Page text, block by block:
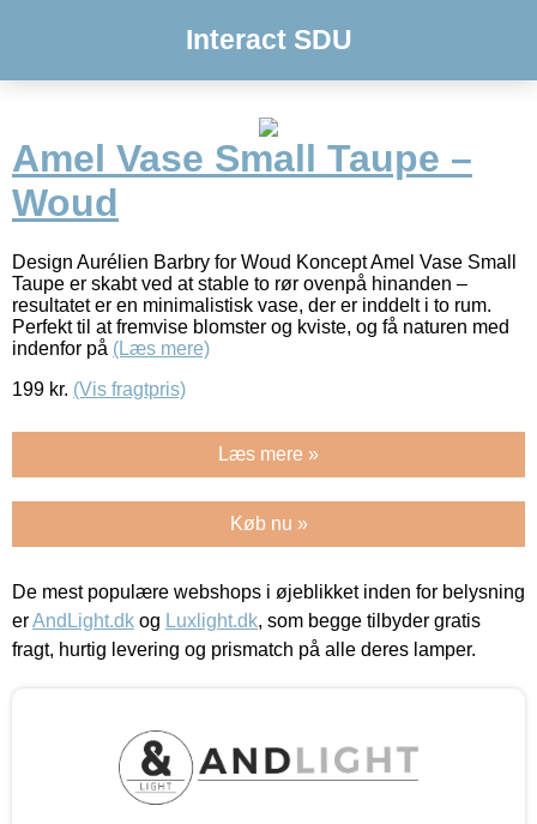
Interact SDU
Amel Vase Small Taupe –
Woud
Design Aurélien Barbry for Woud Koncept Amel Vase Small
Taupe er skabt ved at stable to rør ovenpå hinanden –
resultatet er en minimalistisk vase, der er inddelt i to rum.
Perfekt til at fremvise blomster og kviste, og få naturen med
indenfor på (Læs mere)
199 kr. (Vis fragtpris)
Læs mere »
Køb nu »
De mest populære webshops i øjeblikket inden for belysning
erAndLight.dk og Luxlight.dk, som begge tilbyder gratis
fragt, hurtig levering og prismatch på alle deres lamper.